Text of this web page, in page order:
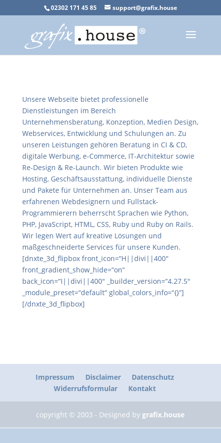
02302 171 45 85 support@grafix.house
Unsere Webseite bietet professionelle
Dienstleistungen im Bereich
Unternehmensberatung, Konzeption, Medien Design,
Webservices, Entwicklung und Schulungen an. Zu
unseren Leistungen gehören Beratung in CI & CD,
digitale Werbung, e-Commerce, IT-Architektur sowie
Re-Design & Re-Launch. Wir bieten Produkte wie
Hosting, Geschäftsausstattung, individuelle Dienste
und Pakete für Unternehmen an. Unser Team aus
erfahrenen Webdesignern und Fullstack-
Programmierern beherrscht Sprachen wie Python,
PHP, JavaScript, HTML, CSS, Ruby und Ruby on Rails.
Wir legen Wert auf kreative Lösungen und
maßgeschneiderte Services für unsere Kunden.
[dnxte_3d_flipbox front_icon=“H||divi||400″
front_gradient_show_hide=“on“
back_icon=“I||divi||400″ _builder_version=“4.27.5″
_module_preset=“default“ global_colors_info=“{}“]
[/dnxte_3d_flipbox]
Impressum Disclaimer
Datenschutz
Widerrufsformular
Kontakt
copyright © 2003 - Designed by grafix.house